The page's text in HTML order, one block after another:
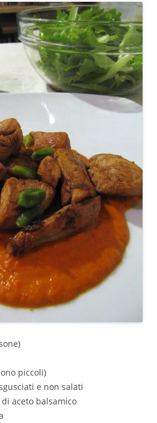
piccoli)
e non salati
aceto balsamico